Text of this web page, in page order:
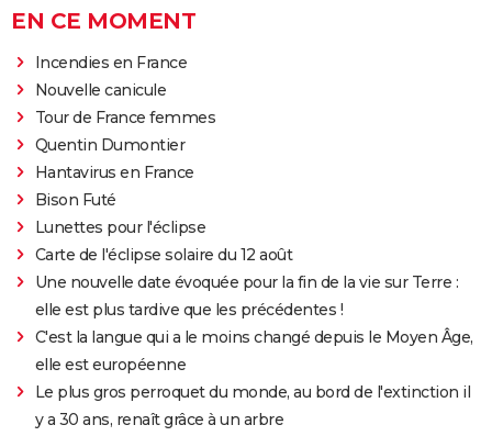
EN CE MOMENT
Incendies en France
Nouvelle canicule
Tour de France femmes
Quentin Dumontier
Hantavirus en France
Bison Futé
Lunettes pour l'éclipse
Carte de l'éclipse solaire du 12 août
Une nouvelle date évoquée pour la fin de la vie sur Terre :
elle est plus tardive que les précédentes !
C'est la langue qui a le moins changé depuis le Moyen Âge,
elle est européenne
Le plus gros perroquet du monde, au bord de l'extinction il
y a 30 ans, renaît grâce à un arbre